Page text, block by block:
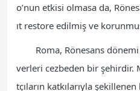
o’nun etkisi olmasa da,
ıt restore edilmiş ve
Roma, Rönesans
verleri cezbeden bir şehirdir.
tçıların katkılarıyla